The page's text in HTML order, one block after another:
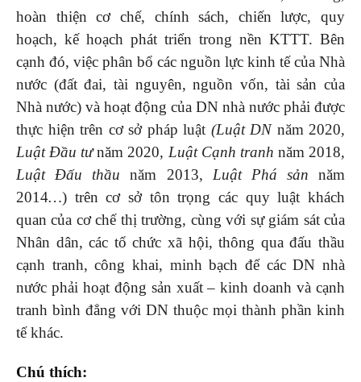
hoàn thiện cơ chế, chính sách, chiến lược, quy
hoạch, kế hoạch phát triển trong nền KTTT. Bên
cạnh đó, việc phân bổ các nguồn lực kinh tế của Nhà
nước (đất đai, tài nguyên, nguồn vốn, tài sản của
Nhà nước) và hoạt động của DN nhà nước phải được
thực hiện trên cơ sở pháp luật (Luật DN năm 2020,
Luật Đầu tưnăm 2020, Luật Cạnh tranh năm 2018,
Luật Đấu thầu năm 2013, Luật Phá sản năm
2014…) trên cơ sở tôn trọng các quy luật khách
quan của cơ chế thị trường, cùng với sự giám sát của
Nhân dân, các tổ chức xã hội, thông qua đấu thầu
cạnh tranh, công khai, minh bạch để các DN nhà
nước phải hoạt động sản xuất – kinh doanh và cạnh
tranh bình đẳng với DN thuộc mọi thành phần kinh
tế khác.
Chú thích: